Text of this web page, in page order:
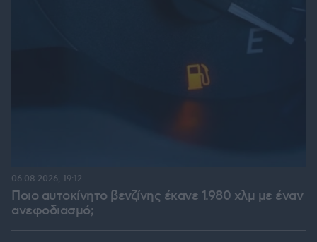
Ποιο αυτοκίνητο βενζίνης έκανε 1.980 χλμ με έναν
ανεφοδιασμό;
06.08.2026, 19:12